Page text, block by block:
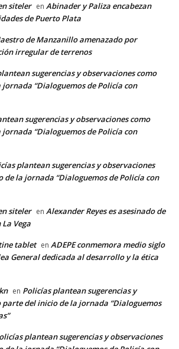
siteler en Abinader y Paliza encabezan
de Puerto Plata
de Manzanillo amenazado por
irregular de terrenos
sugerencias y observaciones como
“Dialoguemos de Policía con
sugerencias y observaciones como
“Dialoguemos de Policía con
plantean sugerencias y observaciones
de la jornada “Dialoguemos de Policía con
siteler en Alexander Reyes es asesinado de
Vega
tablet en ADEPE conmemora medio siglo
General dedicada al desarrollo y la ética
en Policías plantean sugerencias y
parte del inicio de la jornada “Dialoguemos
plantean sugerencias y observaciones